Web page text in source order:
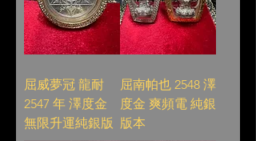
屈威夢冠 龍耐
2547 年 澤度金
無限升運純銀版
屈南帕也 2548 澤
度金 爽頻電 純銀
版本